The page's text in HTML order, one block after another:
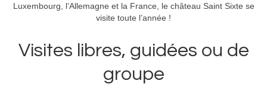
Luxembourg, l’Allemagne et la France, le château Saint Sixte se
visite toute l’année !
Visites libres, guidées ou de
groupe